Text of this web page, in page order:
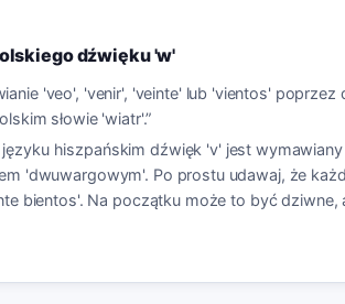
dźwięku 'w'
'veo', 'venir', 'veinte' lub 'vientos'
słowie 'wiatr'.”
języku hiszpańskim dźwięk 'v' jest
'dwuwargowym'. Po prostu udawaj, że
bientos'. Na początku może to być dziwne,